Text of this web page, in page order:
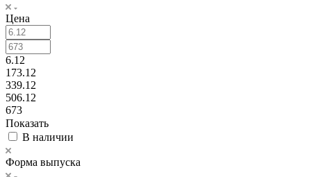
Цена
6.12
173.12
339.12
506.12
673
Показать
В наличии
Форма выпуска